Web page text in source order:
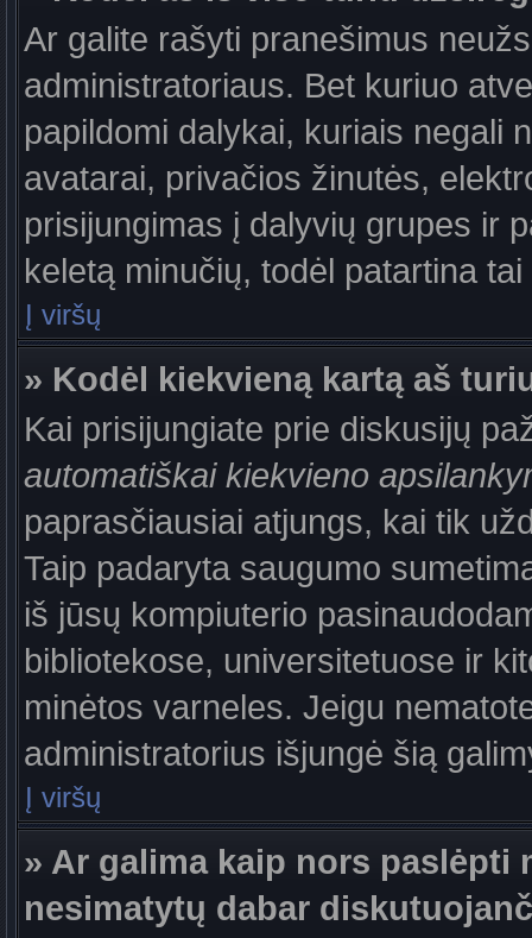
Ar galite rašyti pranešimus
administratoriaus. Bet kuriuo
papildomi dalykai, kuriais negali
avatarai, privačios žinutės,
prisijungimas į dalyvių grupes ir
keletą minučių, todėl patartina
Į viršų
» Kodėl kiekvieną kartą aš
Kai prisijungiate prie diskusijų
automatiškai kiekvieno
paprasčiausiai atjungs, kai tik
Taip padaryta saugumo
iš jūsų kompiuterio
bibliotekose, universitetuose ir
minėtos varneles. Jeigu
administratorius išjungė šią
Į viršų
» Ar galima kaip nors paslėpti
nesimatytų dabar